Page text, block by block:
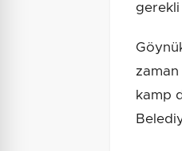
gerekli
kamp